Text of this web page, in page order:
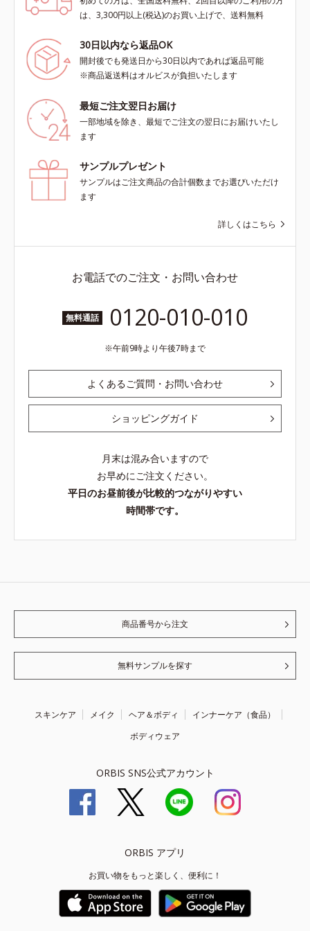
は、3,300円以上(税込)のお買い上げで、送料無料
30日以内なら返品OK
開封後でも発送日から30日以内であれば返品可能
※商品返送料はオルビスが負担いたします
最短ご注文翌日お届け
一部地域を除き、最短でご注文の翌日にお届けいたし
ます
サンプルプレゼント
サンプルはご注文商品の合計個数までお選びいただけ
ます
詳しくはこちら
お電話でのご注文・お問い合わせ
無料通話 0120-010-010
午前9時より午後7時まで
よくあるご質問・お問い合わせ
ショッピングガイド
月末は混み合いますので
お早めにご注文ください。
平日のお昼前後が比較的つながりやすい
時間帯です。
商品番号から注文
無料サンプルを探す
スキンケア メイク ヘア＆ボディ
インナーケア（食品）
ボディウェア
ORBIS SNS公式アカウント
ORBIS アプリ
お買い物をもっと楽しく、便利に！